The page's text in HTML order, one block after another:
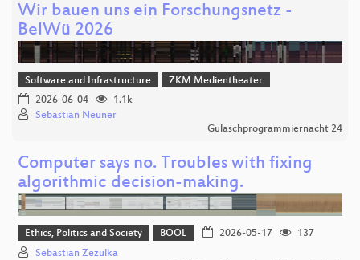
Wir bauen uns ein Forschungsnetz -
BelWü 2026
Software and Infrastructure
ZKM Medientheater
2026-06-04
1.1k
Sebastian Neuner
Gulaschprogrammiernacht 24
Computer says no. Troubles with fixing
algorithmic decision-making.
Ethics, Politics and Society BOOL 2026-05-17
137
Sebastian Zezulka